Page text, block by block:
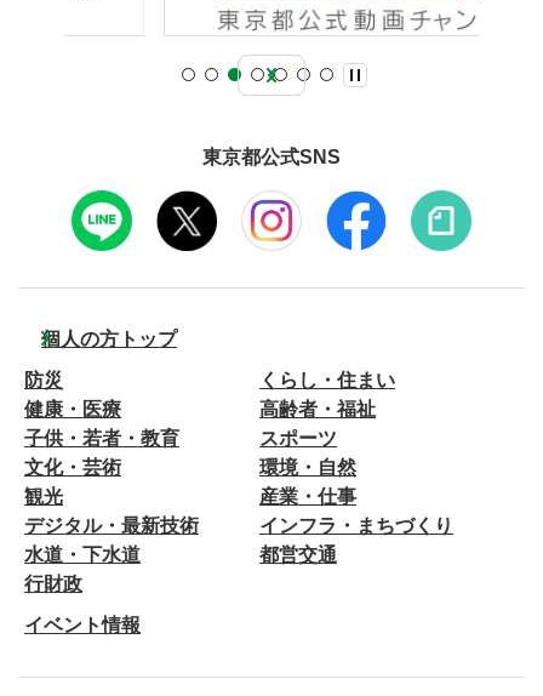
東京都公式SNS
個人の方トップ
防災
くらし・住まい
健康・医療
高齢者・福祉
子供・若者・教育
スポーツ
文化・芸術
環境・自然
観光
産業・仕事
デジタル・最新技術
インフラ・まちづくり
水道・下水道
都営交通
行財政
イベント情報